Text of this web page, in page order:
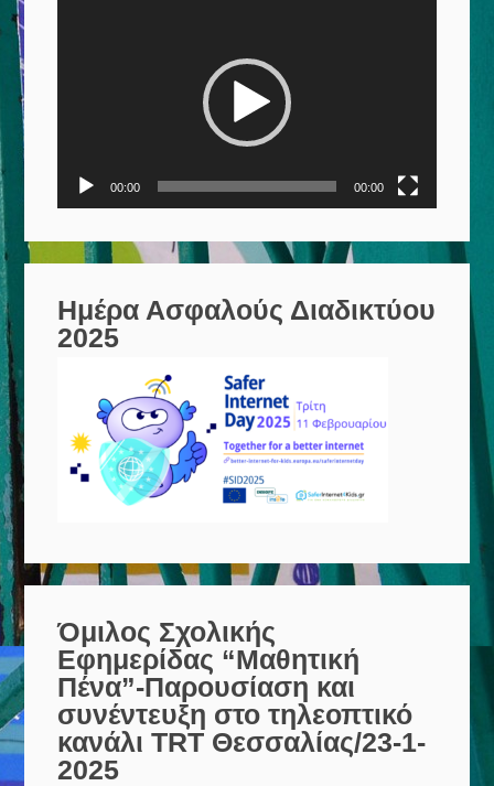
00:00 00:00
Ημέρα Ασφαλούς Διαδικτύου
2025
Όμιλος Σχολικής
Εφημερίδας “Μαθητική
Πένα”-Παρουσίαση και
συνέντευξη στο τηλεοπτικό
κανάλι TRT Θεσσαλίας/23-1-
2025